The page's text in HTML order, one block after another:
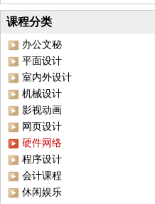
课程分类
办公文秘
平面设计
室内外设计
机械设计
影视动画
网页设计
硬件网络
程序设计
会计课程
休闲娱乐